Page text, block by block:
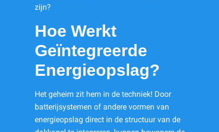
zijn?
Hoe Werkt
Geïntegreerde
Energieopslag?
Het geheim zit hem in de techniek! Door
batterijsystemen of andere vormen van
energieopslag direct in de structuur van de